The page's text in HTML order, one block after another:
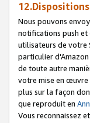
Nous pouvons
notifications push et
utilisateurs de votre
particulier
de toute autre
votre mise en œuvre
plus sur la façon
que reproduit en
Vous reconnaissez